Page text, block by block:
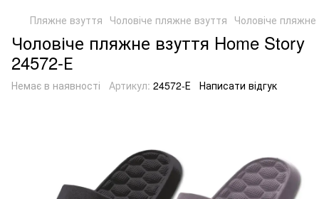
Пляжне взуття Чоловіче пляжне взуття Чоловіче
Чоловіче пляжне взуття Home Story
24572-Е
Немає в наявності Артикул: 24572-Е Написати відгук